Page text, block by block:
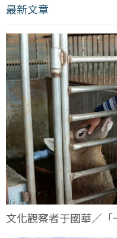
最新文章
文化觀察者于國華／